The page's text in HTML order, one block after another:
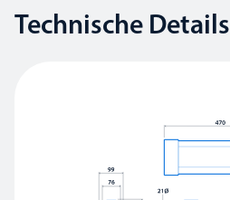
Technische Details